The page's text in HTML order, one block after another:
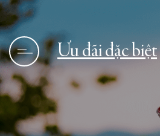
Ưu đãi đặc biệt